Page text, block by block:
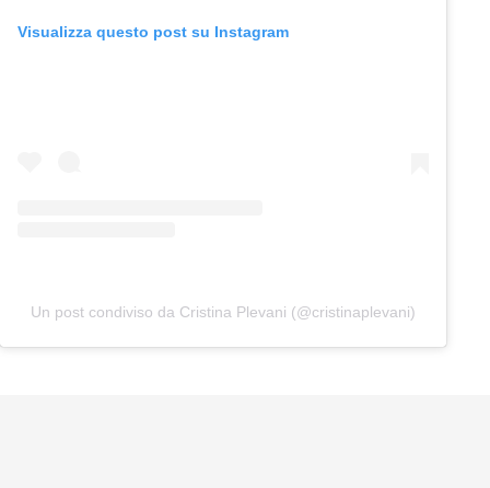
Visualizza questo post su Instagram
Un post condiviso da Cristina Plevani (@cristinaplevani)